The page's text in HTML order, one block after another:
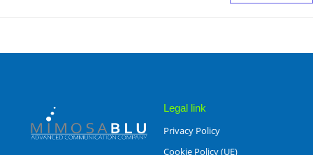
Legal link
Privacy Policy
Cookie Policy (UE)